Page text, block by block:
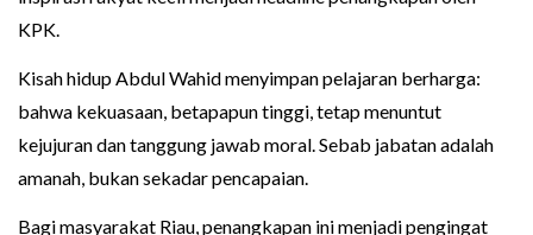
KPK.
Kisah hidup Abdul Wahid menyimpan pelajaran berharga:
bahwa kekuasaan, betapapun tinggi, tetap menuntut
kejujuran dan tanggung jawab moral. Sebab jabatan adalah
amanah, bukan sekadar pencapaian.
Bagi masyarakat Riau, penangkapan ini menjadi pengingat